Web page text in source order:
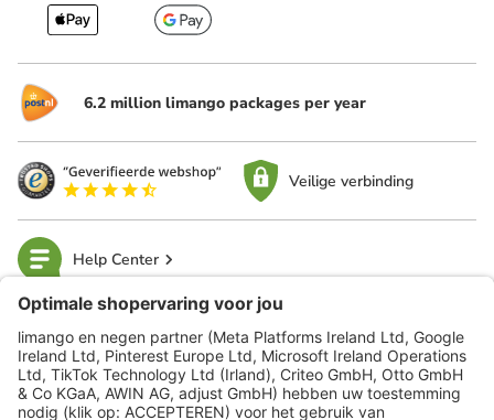
6.2 million limango packages per year
Veilige verbinding
Help Center
limango
Veilig winkelen